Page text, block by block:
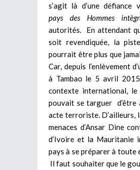
s’agit là d’une défiance
pays des Hommes
autorités. En attendant
soit revendiquée, la
pourrait être plus que
Car, depuis l’enlèvement
à Tambao le 5 avril
contexte international, le
pouvait se targuer d’être
acte terroriste. D’ailleurs,
menaces d’Ansar Dine
d’Ivoire et la Mauritanie
pays à se préparer à toute
Il faut souhaiter que le